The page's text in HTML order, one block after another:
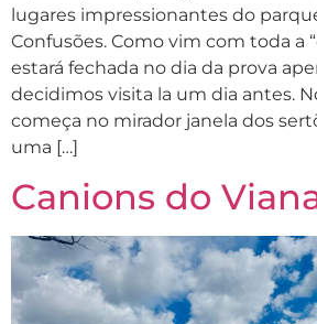
lugares impressionantes do
Confusões. Como vim com toda a
estará fechada no dia da prova
decidimos visita la um dia antes.
começa no mirador janela dos
uma […]
Canions do